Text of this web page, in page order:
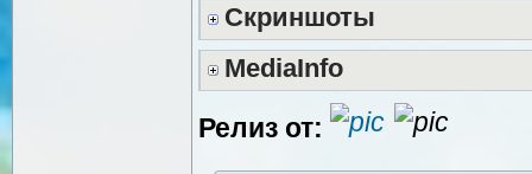
Скриншоты
MediaInfo
Релиз от: